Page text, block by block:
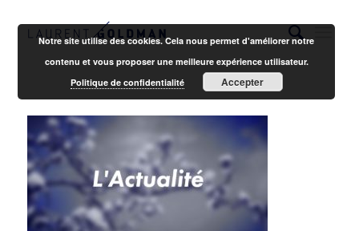
Notre site utilise des cookies. Cela nous permet d'améliorer notre
contenu et vous proposer une meilleure expérience utilisateur.
Politique de confidentialité
Accepter